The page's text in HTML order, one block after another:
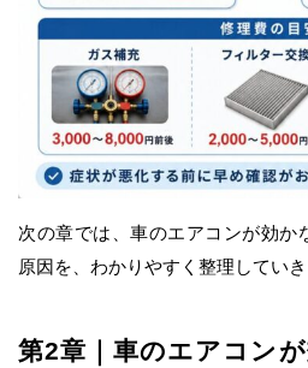
次の章では、車のエアコンが効か
原因を、わかりやすく整理していき
第2章｜車のエアコン